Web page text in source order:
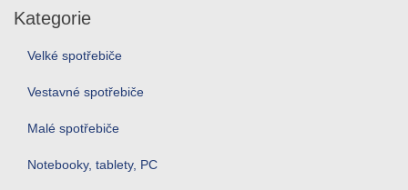
Kategorie
Velké spotřebiče
Vestavné spotřebiče
Malé spotřebiče
Notebooky, tablety, PC